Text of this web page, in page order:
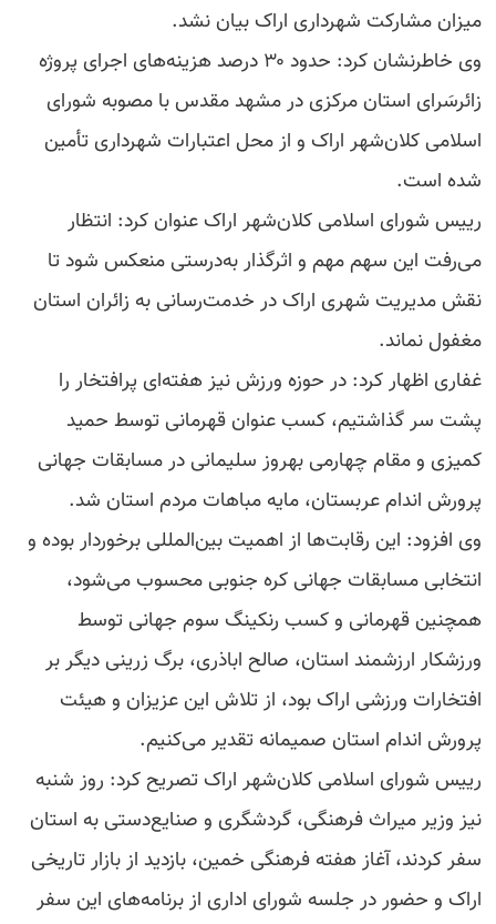
میزان مشارکت شهرداری اراک بیان نشد.
وی خاطرنشان کرد: حدود ۳۰ درصد هزینه‌های اجرای پروژه
زائرسَرای استان مرکزی در مشهد مقدس با مصوبه شورای
اسلامی کلان‌شهر اراک و از محل اعتبارات شهرداری تأمین
شده است.
رییس شورای اسلامی کلان‌شهر اراک عنوان کرد: انتظار
می‌رفت این سهم مهم و اثرگذار به‌درستی منعکس شود تا
نقش مدیریت شهری اراک در خدمت‌رسانی به زائران استان
مغفول نماند.
غفاری اظهار کرد: در حوزه ورزش نیز هفته‌ای پرافتخار را
پشت سر گذاشتیم، کسب عنوان قهرمانی توسط حمید
کمیزی و مقام چهارمی بهروز سلیمانی در مسابقات جهانی
پرورش اندام عربستان، مایه مباهات مردم استان شد.
وی افزود: این رقابت‌ها از اهمیت بین‌المللی برخوردار بوده و
انتخابی مسابقات جهانی کره جنوبی محسوب می‌شود،
همچنین قهرمانی و کسب رنکینگ سوم جهانی توسط
ورزشکار ارزشمند استان، صالح اباذری، برگ زرینی دیگر بر
افتخارات ورزشی اراک بود، از تلاش این عزیزان و هیئت
پرورش اندام استان صمیمانه تقدیر می‌کنیم.
رییس شورای اسلامی کلان‌شهر اراک تصریح کرد: روز شنبه
نیز وزیر میراث فرهنگی، گردشگری و صنایع‌دستی به استان
سفر کردند، آغاز هفته فرهنگی خمین، بازدید از بازار تاریخی
اراک و حضور در جلسه شورای اداری از برنامه‌های این سفر